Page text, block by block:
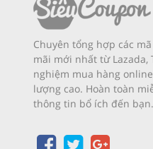
Chuyên tổng hợp các
mãi mới nhất từ Lazada,
nghiệm mua hàng
lượng cao. Hoàn toàn
thông tin bổ ích đến bạn.